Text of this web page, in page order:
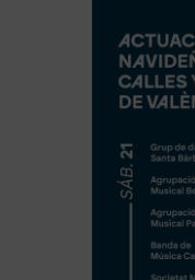
Áreas de gestión
Área educativa
Área artística